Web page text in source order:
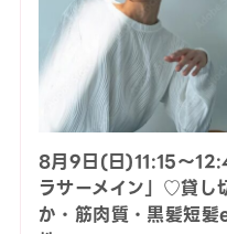
8月9日(日)11:15〜
ラサーメイン」♡貸し
か・筋肉質・黒髪短